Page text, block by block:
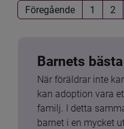
Föregående 1 2
Barnets
När föräldrar inte
kan adoption vara
familj. I detta
barnet i en mycket